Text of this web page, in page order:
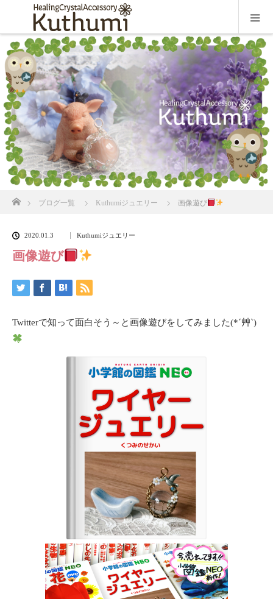
ブログ一覧 Kuthumiジュエリー 画像遊び
2020.01.3 Kuthumiジュエリー
画像遊び
Twitterで知って面白そう～と画像遊びをしてみました(*´艸`)